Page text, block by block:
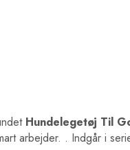
Hundelegetøj Til
arbejder. . Indgår i